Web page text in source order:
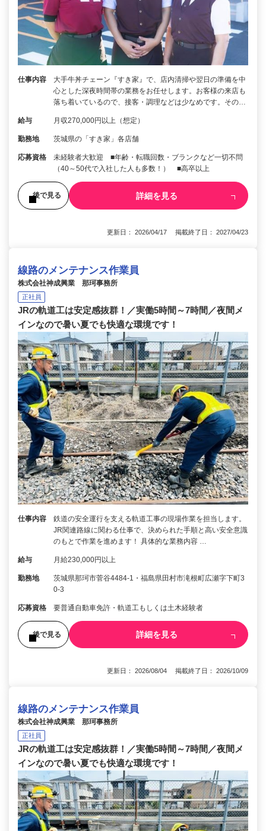
仕事内容
大手牛丼チェーン『すき家』で、店内清掃や翌日の準備を中
心とした深夜時間帯の業務をお任せします。お客様の来店も
落ち着いているので、接客・調理などは少なめです。その…
給与 月収270,000円以上（想定）
勤務地 茨城県の「すき家」各店舗
応募資格
未経験者大歓迎 ■年齢・転職回数・ブランクなど一切不問
（40～50代で入社した人も多数！） ■高卒以上
後で見る 詳細を見る
更新日： 2026/04/17 掲載終了日： 2027/04/23
線路のメンテナンス作業員
株式会社神成興業 那珂事務所
正社員
JRの軌道工は安定感抜群！／実働5時間～7時間／夜間メ
インなので暑い夏でも快適な環境です！
仕事内容
鉄道の安全運行を支える軌道工事の現場作業を担当します。
JR関連路線に関わる仕事で、決められた手順と高い安全意識
のもとで作業を進めます！ 具体的な業務内容 …
給与 月給230,000円以上
勤務地
茨城県那珂市菅谷4484-1・福島県田村市滝根町広瀬字下町3
0-3
応募資格 要普通自動車免許・軌道工もしくは土木経験者
後で見る 詳細を見る
更新日： 2026/08/04 掲載終了日： 2026/10/09
線路のメンテナンス作業員
株式会社神成興業 那珂事務所
正社員
JRの軌道工は安定感抜群！／実働5時間～7時間／夜間メ
インなので暑い夏でも快適な環境です！